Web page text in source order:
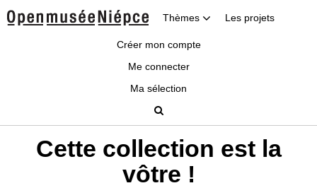
Thèmes Les projets
Créer mon compte
Me connecter
Ma sélection
Cette collection est la
vôtre !